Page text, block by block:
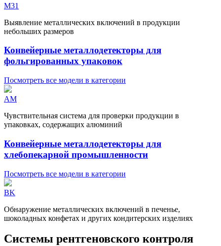
M31
Выявление металлических включений в продукции
небольших размеров
Конвейерные металлодетекторы для
фольгированных упаковок
Посмотреть все модели в категории
AM
Чувствительная система для проверки продукции в
упаковках, содержащих алюминий
Конвейерные металлодетекторы для
хлебопекарной промышленности
Посмотреть все модели в категории
BK
Обнаружение металлических включений в печенье,
шоколадных конфетах и других кондитерских изделиях
Системы рентгеновского контроля